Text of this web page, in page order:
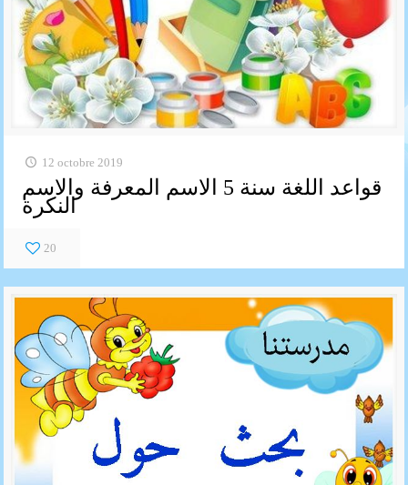
12 octobre 2019
قواعد اللغة سنة 5 الاسم المعرفة والاسم
النكرة
20